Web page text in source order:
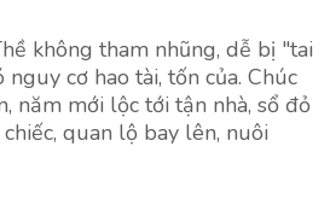
không tham nhũng, dễ bị "tai
cơ hao tài, tốn của. Chúc
năm mới lộc tới tận nhà, sổ đỏ
quan lộ bay lên, nuôi